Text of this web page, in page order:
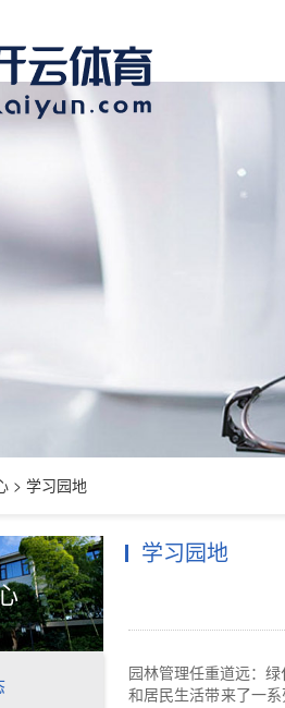
>学习园地
学习园地
园林管理任重道远：
和居民生活带来了一